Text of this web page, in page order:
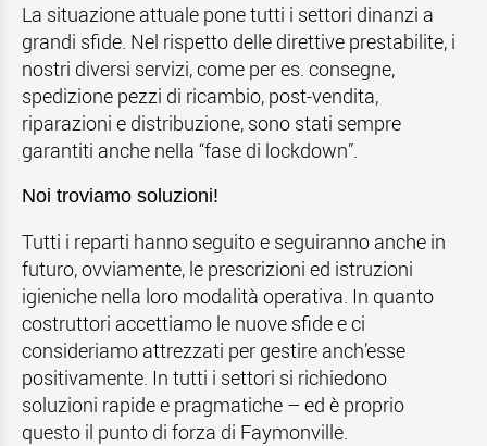
La situazione attuale pone tutti i settori dinanzi a
grandi sfide. Nel rispetto delle direttive prestabilite, i
nostri diversi servizi, come per es. consegne,
spedizione pezzi di ricambio, post-vendita,
riparazioni e distribuzione, sono stati sempre
garantiti anche nella “fase di lockdown”.
Noi troviamo soluzioni!
Tutti i reparti hanno seguito e seguiranno anche in
futuro, ovviamente, le prescrizioni ed istruzioni
igieniche nella loro modalità operativa. In quanto
costruttori accettiamo le nuove sfide e ci
consideriamo attrezzati per gestire anch’esse
positivamente. In tutti i settori si richiedono
soluzioni rapide e pragmatiche – ed è proprio
questo il punto di forza di Faymonville.